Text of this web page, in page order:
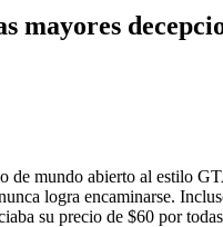
mayores
mundo abierto al estilo
logra encaminarse.
su precio de $60 por